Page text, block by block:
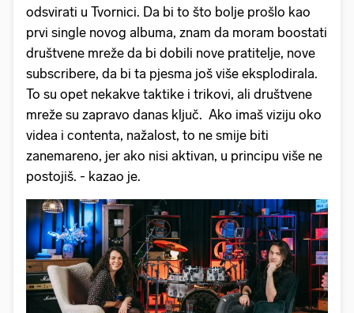
odsvirati u Tvornici. Da bi to što bolje prošlo kao
prvi single novog albuma, znam da moram boostati
društvene mreže da bi dobili nove pratitelje, nove
subscribere, da bi ta pjesma još više eksplodirala.
To su opet nekakve taktike i trikovi, ali društvene
mreže su zapravo danas ključ. Ako imaš viziju oko
videa i contenta, nažalost, to ne smije biti
zanemareno, jer ako nisi aktivan, u principu više ne
postojiš. - kazao je.